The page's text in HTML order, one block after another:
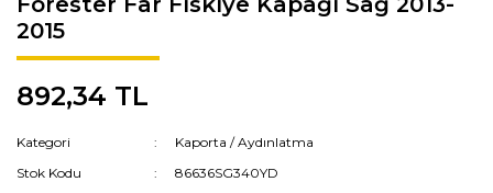
2015
892,34 TL
Kategori
Kaporta / Aydınlatma
Stok Kodu
86636SG340YD